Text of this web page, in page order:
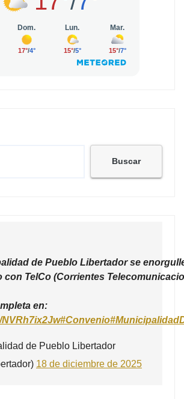
Buscar
de Pueblo Libertador se
con TelCo (Corrientes
en:
#Convenio
de Pueblo Libertador
18 de diciembre de 2025